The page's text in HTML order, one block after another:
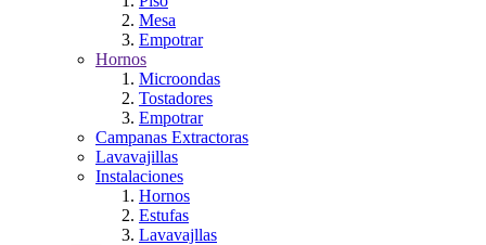
Mesa
Empotrar
Hornos
Microondas
Tostadores
Empotrar
Campanas Extractoras
Lavavajillas
Instalaciones
Hornos
Estufas
Lavavajllas